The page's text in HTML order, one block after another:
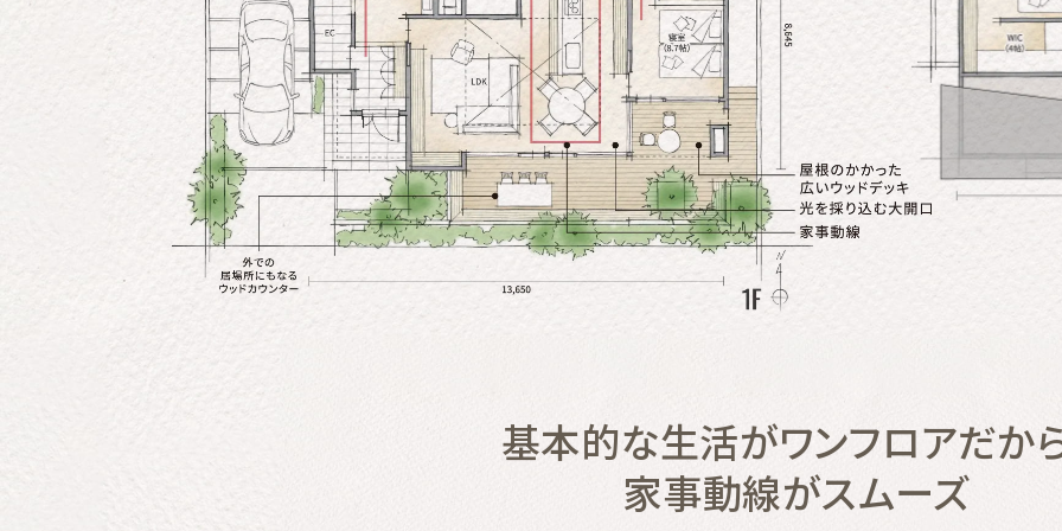
基本的な生活がワンフロアだか
家事動線がスムーズ